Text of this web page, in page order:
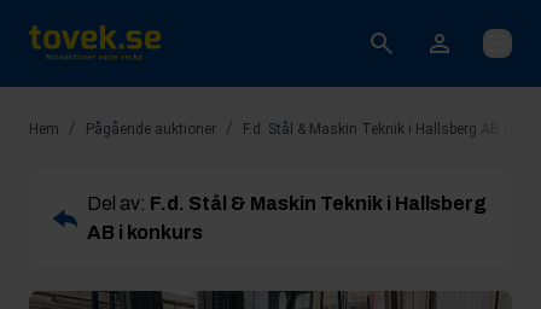
Öppna
Hem / Pågående auktioner / F.d. Stål & Maskin Teknik i Hallsberg AB i
Del av: F.d. Stål & Maskin Teknik i Hallsberg
AB i konkurs